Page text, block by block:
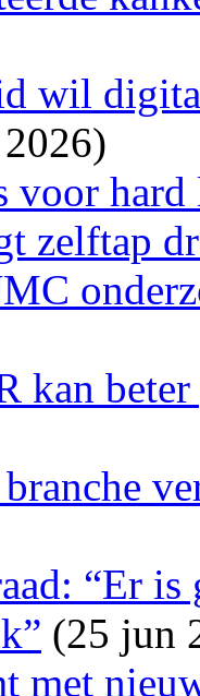
wil
voor hard
zelftap
kan
“Er
(25 jun
met